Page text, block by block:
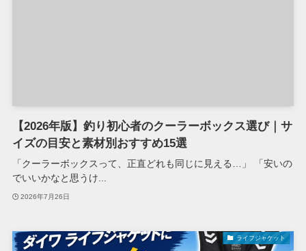
【2026年版】釣り初心者のクーラーボックス選び｜サ
イズの目安と素材別おすすめ15選
「クーラーボックスって、正直どれも同じに見える…」 「安いの
でいいかなと思うけ...
2026年7月26日
ライフジャケット